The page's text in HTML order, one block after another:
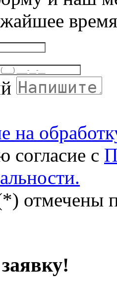
время
на
согласие с
отмечены